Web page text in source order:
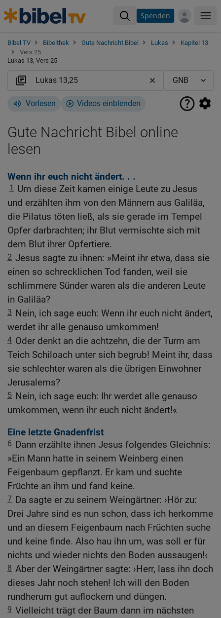
Spenden
Bibel TV Bibelthek Gute Nachricht Bibel Lukas
Kapitel 13
Vers 25
Lukas 13, Vers 25
Vorlesen Videos einblenden
Gute Nachricht Bibel online
lesen
Wenn ihr euch nicht ändert. . .
1
Um diese Zeit kamen einige Leute zu Jesus
und erzählten ihm von den Männern aus Galiläa,
die Pilatus töten ließ, als sie gerade im Tempel
Opfer darbrachten; ihr Blut vermischte sich mit
dem Blut ihrer Opfertiere.
2 Jesus sagte zu ihnen: »Meint ihr etwa, dass sie
einen so schrecklichen Tod fanden, weil sie
schlimmere Sünder waren als die anderen Leute
in Galiläa?
3 Nein, ich sage euch: Wenn ihr euch nicht ändert,
werdet ihr alle genauso umkommen!
4 Oder denkt an die achtzehn, die der Turm am
Teich Schiloach unter sich begrub! Meint ihr, dass
sie schlechter waren als die übrigen Einwohner
Jerusalems?
5 Nein, ich sage euch: Ihr werdet alle genauso
umkommen, wenn ihr euch nicht ändert!«
Eine letzte Gnadenfrist
6 Dann erzählte ihnen Jesus folgendes Gleichnis:
»Ein Mann hatte in seinem Weinberg einen
Feigenbaum gepflanzt. Er kam und suchte
Früchte an ihm und fand keine.
7 Da sagte er zu seinem Weingärtner: ›Hör zu:
Drei Jahre sind es nun schon, dass ich herkomme
und an diesem Feigenbaum nach Früchten suche
und keine finde. Also hau ihn um, was soll er für
nichts und wieder nichts den Boden aussaugen!‹
8 Aber der Weingärtner sagte: ›Herr, lass ihn doch
dieses Jahr noch stehen! Ich will den Boden
rundherum gut auflockern und düngen.
9 Vielleicht trägt der Baum dann im nächsten